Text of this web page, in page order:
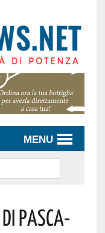
MENU
Pasca-